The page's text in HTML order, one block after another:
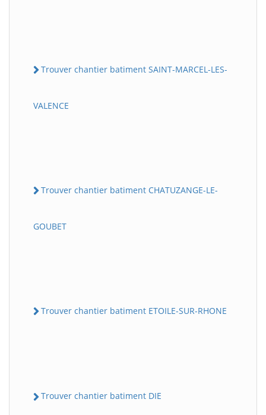
Trouver chantier batiment SAINT-MARCEL-LES-
VALENCE
Trouver chantier batiment CHATUZANGE-LE-
GOUBET
Trouver chantier batiment ETOILE-SUR-RHONE
Trouver chantier batiment DIE